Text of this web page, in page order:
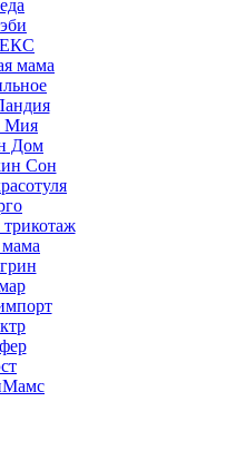
мама
Мия
Дом
Сон